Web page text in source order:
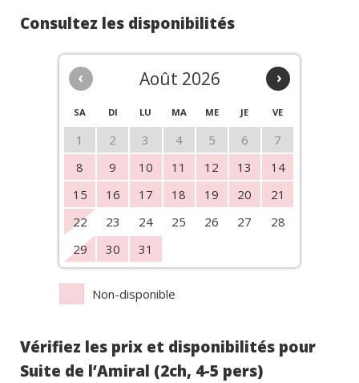
Consultez les disponibilités
‹ ›
Août 2026
SA DI LU MA ME JE VE
1 2 3 4 5 6
7
8
9 10 11 12 13
14
15
16 17 18 19 20
21
22
23 24 25 26 27
28
29
30 31
Non-disponible
Vérifiez les prix et disponibilités pour
Suite de l’Amiral (2ch, 4-5 pers)